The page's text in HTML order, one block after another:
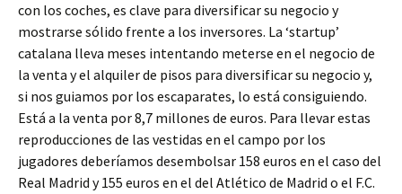
con los coches, es clave para diversificar su negocio y
mostrarse sólido frente a los inversores. La ‘startup’
catalana lleva meses intentando meterse en el negocio de
la venta y el alquiler de pisos para diversificar su negocio y,
si nos guiamos por los escaparates, lo está consiguiendo.
Está a la venta por 8,7 millones de euros. Para llevar estas
reproducciones de las vestidas en el campo por los
jugadores deberíamos desembolsar 158 euros en el caso del
Real Madrid y 155 euros en el del Atlético de Madrid o el F.C.